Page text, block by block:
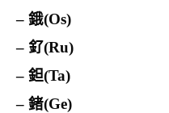
– 鋨(Os)
– 釕(Ru)
– 鉭(Ta)
– 鍺(Ge)